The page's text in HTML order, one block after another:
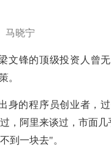
马晓宁
文锋的顶级投资人曾
。
身的程序员创业者，
，阿里来谈过，市面
到一块去"。